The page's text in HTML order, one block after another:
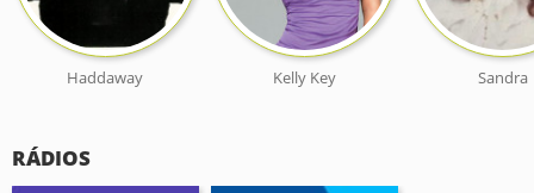
Haddaway Kelly Key Sandra
RÁDIOS